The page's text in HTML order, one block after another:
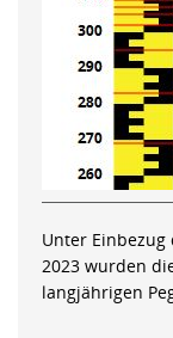
Unter
2023 wurden
langjährigen